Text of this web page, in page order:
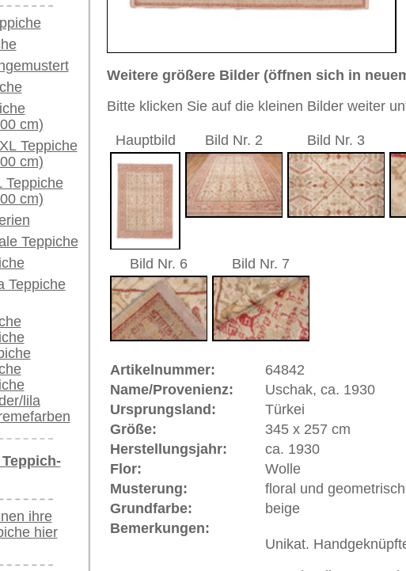
Artikelnummer:
Name/Provenienz:
Uschak, ca. 1930
Ursprungsland:
345 x 257 cm
Herstellungsjahr:
Flor: Wolle
Musterung:
Grundfarbe:
Bemerkungen:
Unikat. Handgeknüpfter / traditionell orientalischer Teppich
Der Flor dieses Teppichs besteht aus Wolle
Preis (inkl. MwSt.): € 10.900
Voraussichtliche Lieferzeit:
4 - 8 Werktage
in Warenkorb
Mehr über die Provenienz Uschak, ca. 1930 | Türkei
Uschak (auch: "Ouschak") befindet sich in West Anatolien(Türkei) und hat eine alte und
berühmte Teppich-Tradition. Uschak gehört zu den Pionier-Städten des Orientteppichs.
Bereits aus dem 16. Jahrhundert sind gut erhaltene Stücke in türkischen und anderen Museen
vorhanden. Im 17. Jahrhundert sind Uschaks in sehr großer Anzahl nach Siebenbürgen aber
auch in christliche Kirchen und in Fürstenhäuser Europas geliefert worden. Berühmte
Adelsleute wie Fürst Esterhazy und Baron Orsini gaben Teppiche in Auftrag und ließen sich
ihr Wappen einknüpfen. Große Künstler jener Zeit verewigten Uschaks in ihren Gemälden und
lieferten damit einen wichtigen Beitrag zur Geschichte des geknüpften Teppichs. Einige
Uschak-Muster wurden nach den Malern Hans Holbein und Lorenzo Lotto benannt, die das
Arabesken- und Flecht-Muster in gelb auf rotem Grund wiedergaben. Uschak ist eine
Provenienz von einzigartiger Historie und Bedeutung.
Teppiche.tv - große moderne Teppiche | neue und antike Orientteppiche -
riesige Auswahl
Deutschland / Österreich: +49 (0)40 450 4102